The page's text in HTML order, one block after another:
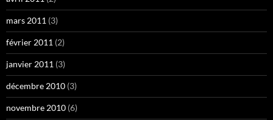
mars 2011 (3)
février 2011 (2)
janvier 2011 (3)
décembre 2010 (3)
novembre 2010 (6)